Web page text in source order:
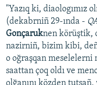
"Yazıq ki, diaologımız
(dekabrniñ 29-ında -
Gonçaruknen körüştik,
nazirniñ, bizim kibi,
o oğraşqan
saattan çoq oldı ve